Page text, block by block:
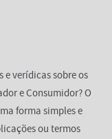
e verídicas sobre os
e Consumidor? O
forma simples e
ou termos